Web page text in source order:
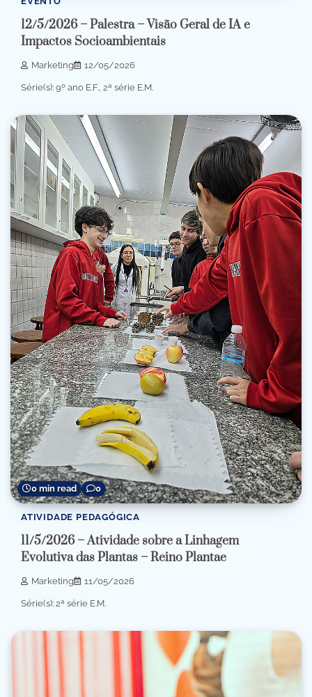
12/5/2026 – Palestra – Visão Geral de IA e
Impactos Socioambientais
Marketing 12/05/2026
Série(s): 9º ano E.F., 2ª série E.M.
0 min read 0
ATIVIDADE PEDAGÓGICA
11/5/2026 – Atividade sobre a Linhagem
Evolutiva das Plantas – Reino Plantae
Marketing 11/05/2026
Série(s): 2ª série E.M.